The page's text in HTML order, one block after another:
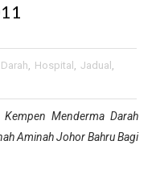
, Hospital , Jadual ,
Kempen Menderma Darah
Aminah Johor Bahru Bagi